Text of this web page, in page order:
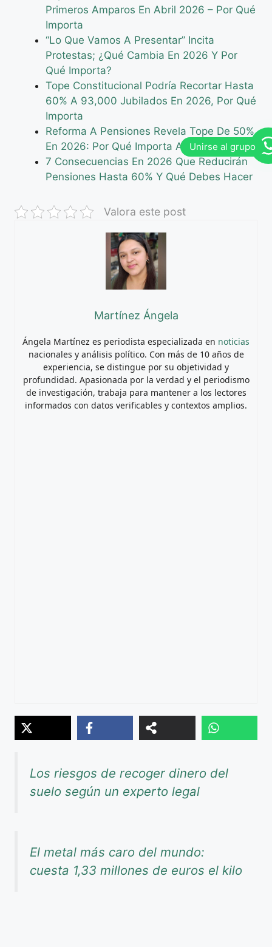
Primeros Amparos En Abril 2026 – Por Qué
Importa
“Lo Que Vamos A Presentar” Incita
Protestas; ¿Qué Cambia En 2026 Y Por
Qué Importa?
Tope Constitucional Podría Recortar Hasta
60% A 93,000 Jubilados En 2026, Por Qué
Importa
Reforma A Pensiones Revela Tope De 50%
En 2026: Por Qué Importa Ahora
7 Consecuencias En 2026 Que Reducirán
Pensiones Hasta 60% Y Qué Debes Hacer
Valora este post
Martínez Ángela
Ángela Martínez es periodista especializada en noticias
nacionales y análisis político. Con más de 10 años de
experiencia, se distingue por su objetividad y
profundidad. Apasionada por la verdad y el periodismo
de investigación, trabaja para mantener a los lectores
informados con datos verificables y contextos amplios.
Los riesgos de recoger dinero del
suelo según un experto legal
El metal más caro del mundo:
cuesta 1,33 millones de euros el kilo